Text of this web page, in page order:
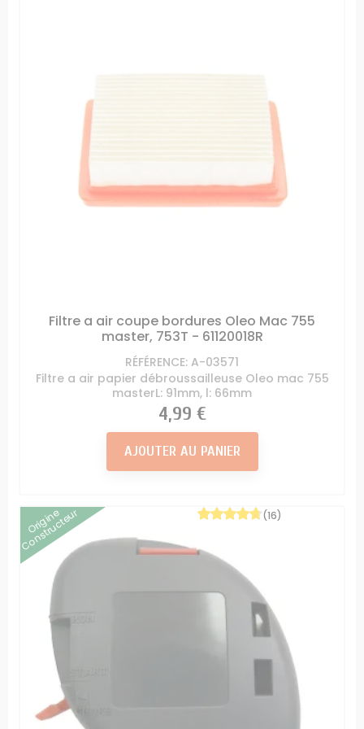
Filtre a air coupe bordures Oleo Mac 755
master, 753T - 61120018R
RÉFÉRENCE: A-03571
Filtre a air papier débroussailleuse Oleo mac 755
masterL: 91mm, l: 66mm
Prix
4,99 €
AJOUTER AU PANIER
Origine
Constructeur (16)